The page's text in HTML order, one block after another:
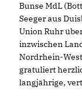
Bunse MdL
Seeger aus
Union Ruhr
inzwischen
Nordrhein-
gratuliert
langjährige,